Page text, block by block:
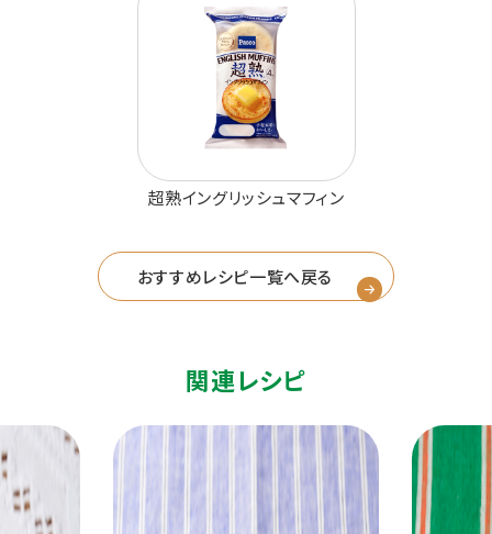
超熟イングリッシュマフィン
おすすめレシピ一覧へ戻る
関連レシピ